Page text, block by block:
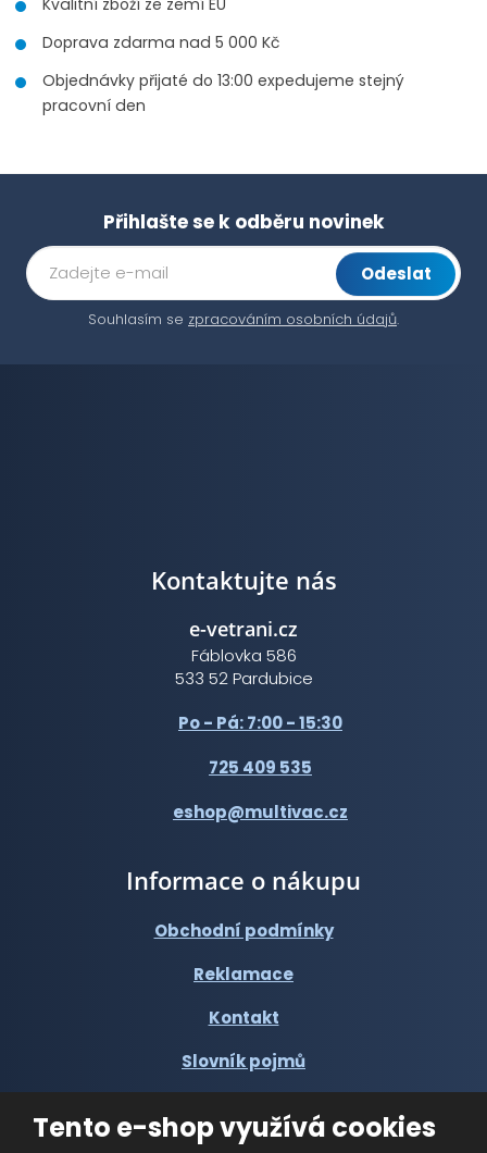
Tento e-shop využívá cookies
Kvalitní zboží ze zemí EU
Doprava zdarma nad 5 000 Kč
Objednávky přijaté do 13:00 expedujeme stejný
pracovní den
Přihlašte se k odběru novinek
Odeslat
Souhlasím se zpracováním osobních údajů.
Kontaktujte nás
e-vetrani.cz
Fáblovka 586
533 52 Pardubice
Po - Pá: 7:00 - 15:30
725 409 535
eshop@multivac.cz
Informace o nákupu
Obchodní podmínky
Reklamace
Kontakt
Slovník pojmů